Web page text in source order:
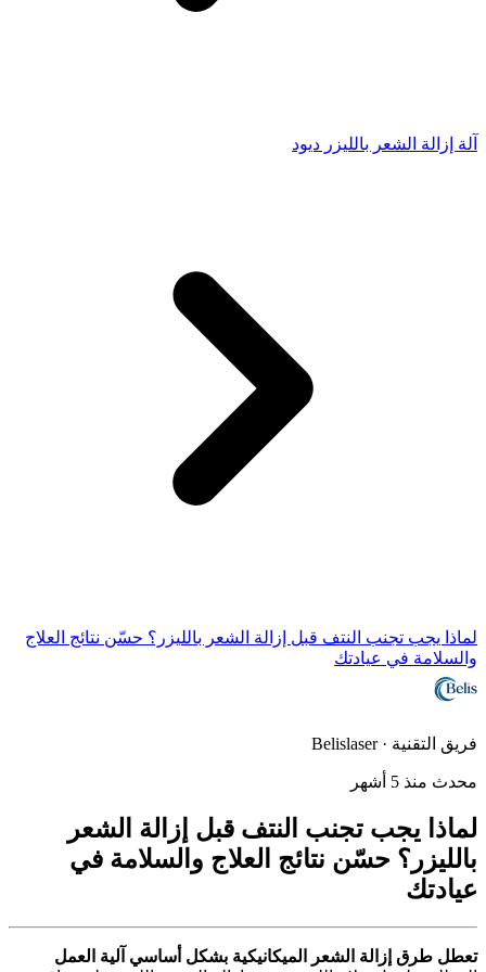
آلة إزالة الشعر بالليزر ديود
لماذا يجب تجنب النتف قبل إزالة الشعر بالليزر؟ حسّن نتائج العلاج
والسلامة في عيادتك
فريق التقنية · Belislaser
محدث منذ 5 أشهر
لماذا يجب تجنب النتف قبل إزالة الشعر
بالليزر؟ حسّن نتائج العلاج والسلامة في
عيادتك
تعطل طرق إزالة الشعر الميكانيكية بشكل أساسي آلية العمل